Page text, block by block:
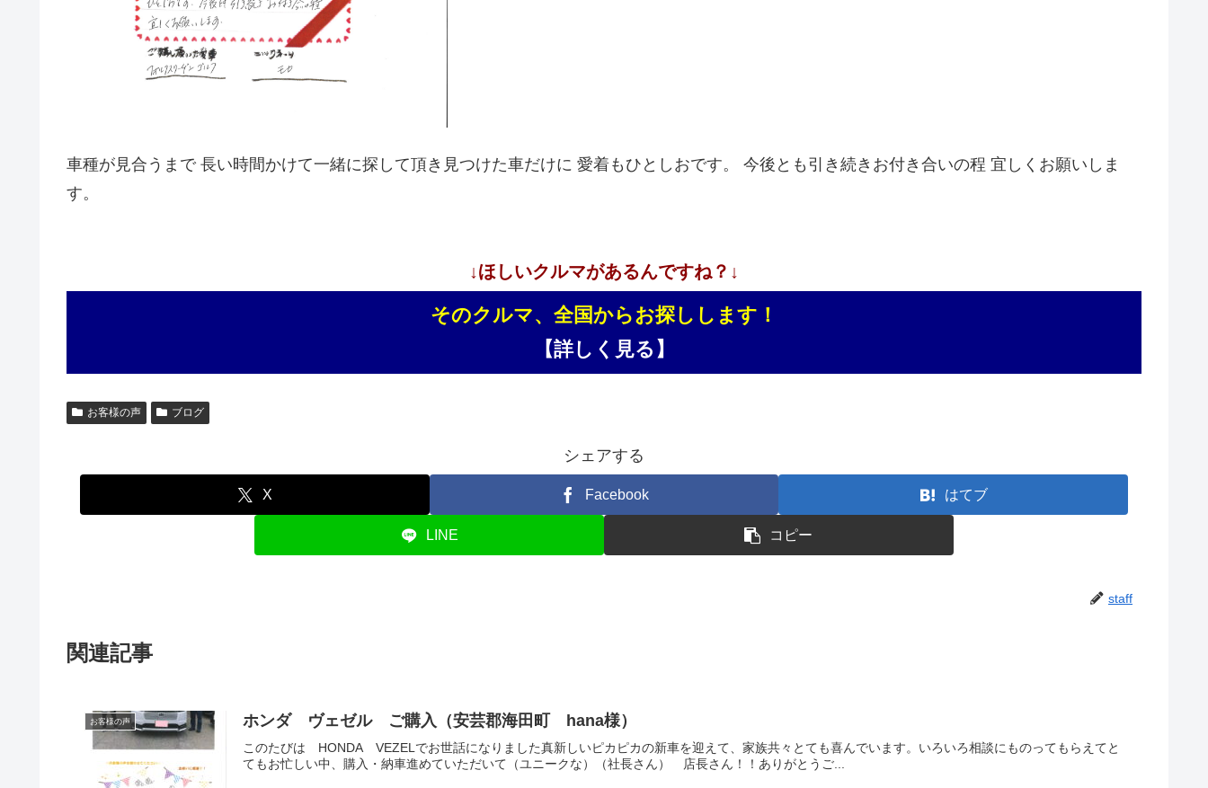
車種が見合うまで 長い時間かけて一緒に探して頂き見つけた車だけに 愛着もひとしおです。 今後とも引き続きお付き合いの程 宜しくお願いしま
す。
↓ほしいクルマがあるんですね？↓
そのクルマ、全国からお探しします！
【詳しく見る】
お客様の声 ブログ
シェアする
X Facebook はてブ
LINE コピー
staff
関連記事
お客様の声 ホンダ ヴェゼル ご購入（安芸郡海田町 hana様）
このたびは HONDA VEZELでお世話になりました真新しいピカピカの新車を迎えて、家族共々とても喜んでいます。いろいろ相談にものってもらえてと
てもお忙しい中、購入・納車進めていただいて（ユニークな）（社長さん） 店長さん！！ありがとうご...